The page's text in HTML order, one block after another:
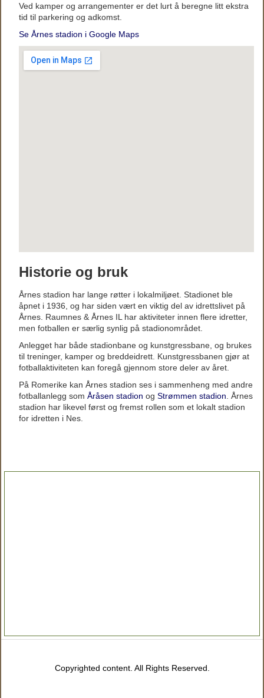
Ved kamper og arrangementer er det lurt å beregne litt ekstra
tid til parkering og adkomst.
Se Årnes stadion i Google Maps
Historie og bruk
Årnes stadion har lange røtter i lokalmiljøet. Stadionet ble
åpnet i 1936, og har siden vært en viktig del av idrettslivet på
Årnes. Raumnes & Årnes IL har aktiviteter innen flere idretter,
men fotballen er særlig synlig på stadionområdet.
Anlegget har både stadionbane og kunstgressbane, og brukes
til treninger, kamper og breddeidrett. Kunstgressbanen gjør at
fotballaktiviteten kan foregå gjennom store deler av året.
På Romerike kan Årnes stadion ses i sammenheng med andre
fotballanlegg som Åråsen stadion og Strømmen stadion . Årnes
stadion har likevel først og fremst rollen som et lokalt stadion
for idretten i Nes.
Copyrighted content. All Rights Reserved.